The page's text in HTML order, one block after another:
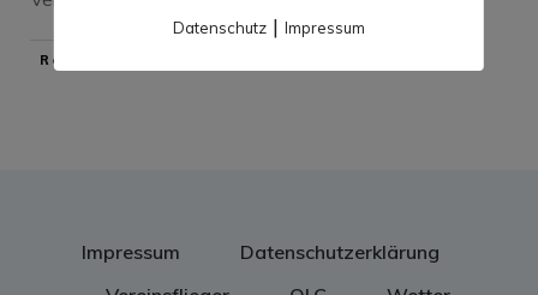
​Read More
Impressum
Datenschutzerklärung
Datenschutz| Impressum